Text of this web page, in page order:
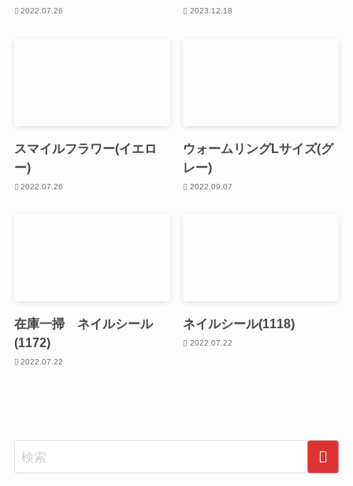
2022.07.26 2023.12.18
スマイルフラワー(イエロ
ー)
2022.07.26
ウォームリングLサイズ(グ
レー)
2022.09.07
在庫一掃 ネイルシール
(1172)
2022.07.22
ネイルシール(1118)
2022.07.22